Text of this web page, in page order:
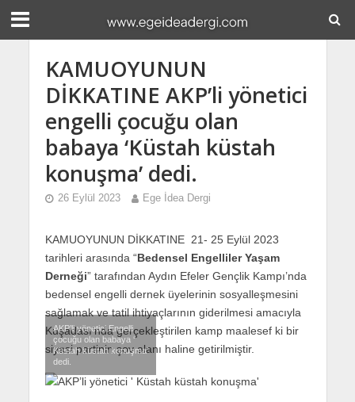
KAMUOYUNUN
DİKKATINE AKP’li yönetici
engelli çocuğu olan
babaya ‘Küstah küstah
konuşma’ dedi.
26 Eylül 2023 Ege İdea Dergi
KAMUOYUNUN DİKKATINE 21- 25 Eylül 2023
tarihleri arasında “Bedensel Engelliler Yaşam
Derneği” tarafından Aydın Efeler Gençlik Kampı’nda
bedensel engelli dernek üyelerinin sosyalleşmesini
sağlamak ve tatil ihtiyaçlarının giderilmesi amacıyla
Kuşadası’nda gerçekleştirilen kamp maalesef ki bir
siyasi partinin şov alanı haline getirilmiştir.
AKP’li yönetici Engelli
çocuğu olan babaya ‘
Küstah küstah konuşma’
dedi.